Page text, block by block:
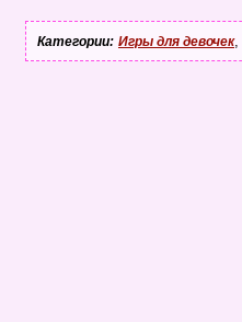
Категории: Игры для девочек,